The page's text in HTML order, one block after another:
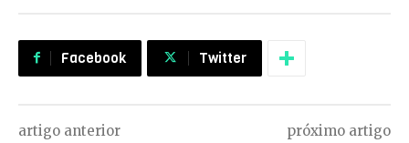
Facebook Twitter
artigo anterior próximo artigo